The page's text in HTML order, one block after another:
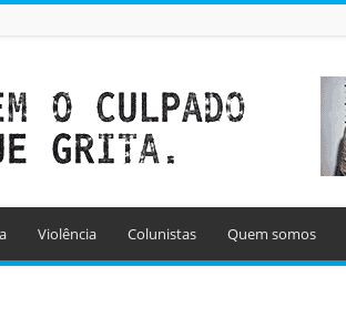
Violência Colunistas Quem somos